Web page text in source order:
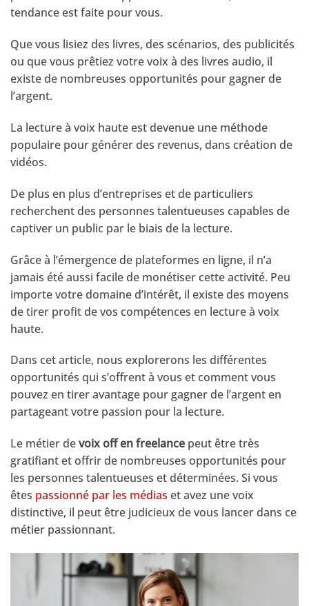
tendance est faite pour vous.
Que vous lisiez des livres, des scénarios, des publicités
ou que vous prêtiez votre voix à des livres audio, il
existe de nombreuses opportunités pour gagner de
l’argent.
La lecture à voix haute est devenue une méthode
populaire pour générer des revenus, dans création de
vidéos.
De plus en plus d’entreprises et de particuliers
recherchent des personnes talentueuses capables de
captiver un public par le biais de la lecture.
Grâce à l’émergence de plateformes en ligne, il n’a
jamais été aussi facile de monétiser cette activité. Peu
importe votre domaine d’intérêt, il existe des moyens
de tirer profit de vos compétences en lecture à voix
haute.
Dans cet article, nous explorerons les différentes
opportunités qui s’offrent à vous et comment vous
pouvez en tirer avantage pour gagner de l’argent en
partageant votre passion pour la lecture.
Le métier devoix off en freelance peut être très
gratifiant et offrir de nombreuses opportunités pour
les personnes talentueuses et déterminées. Si vous
êtes passionné par les médias et avez une voix
distinctive, il peut être judicieux de vous lancer dans ce
métier passionnant.